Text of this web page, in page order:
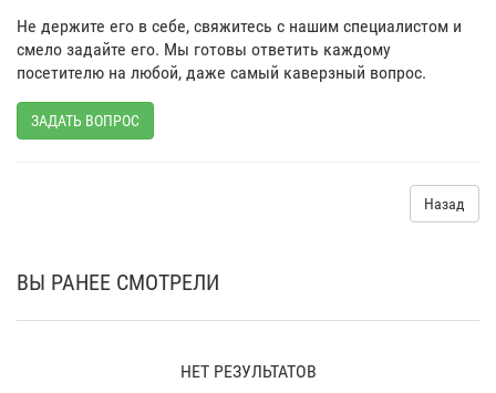
Не держите его в себе, свяжитесь с нашим специалистом и
смело задайте его. Мы готовы ответить каждому
посетителю на любой, даже самый каверзный вопрос.
ЗАДАТЬ ВОПРОС
Назад
ВЫ РАНЕЕ СМОТРЕЛИ
НЕТ РЕЗУЛЬТАТОВ